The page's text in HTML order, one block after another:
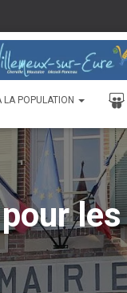
LA POPULATION